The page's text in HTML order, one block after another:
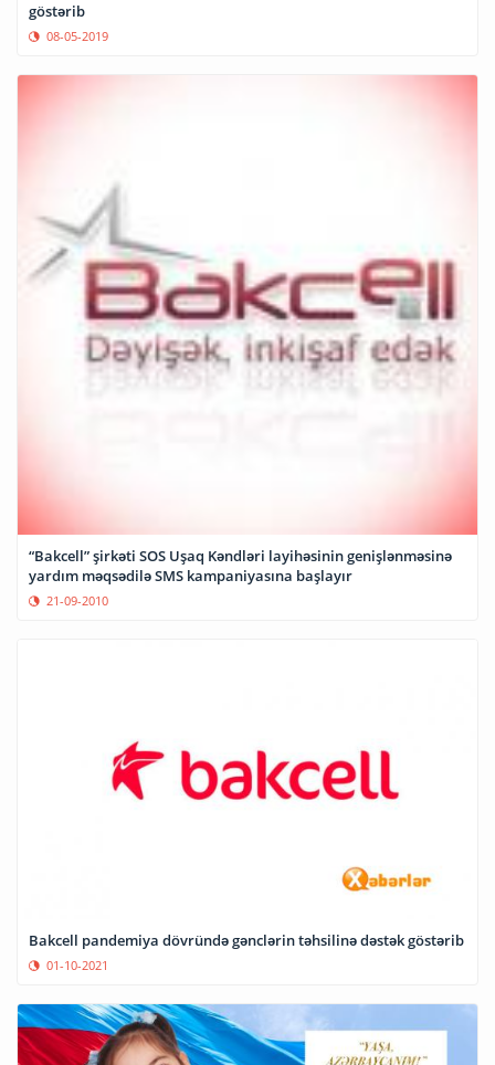
göstərib
08-05-2019
“Bakcell” şirkəti SOS Uşaq Kəndləri layihəsinin genişlənməsinə
yardım məqsədilə SMS kampaniyasına başlayır
21-09-2010
Bakcell pandemiya dövründə gənclərin təhsilinə dəstək göstərib
01-10-2021